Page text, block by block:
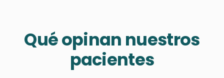
Qué opinan nuestros
pacientes